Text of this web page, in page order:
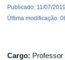
Publicado: 11/07/
Última modificação:
Cargo: Professor